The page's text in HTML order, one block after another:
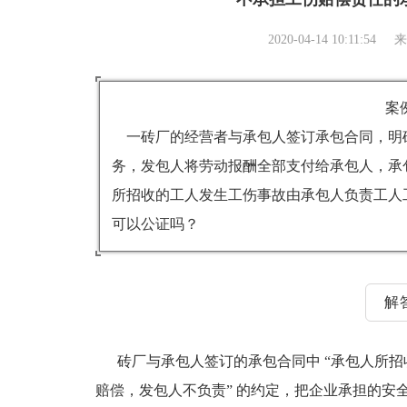
2020-04-14 10:11:54
案
一砖厂的经营者与承包人签订承包合同，
务，发包人将劳动报酬全部支付给承包人，
所招收的工人发生工伤事故由承包人负责工
可以公证吗？
解
砖厂与承包人签订的承包合同中 “承包人所招
赔偿，发包人不负责” 的约定，把企业承担的